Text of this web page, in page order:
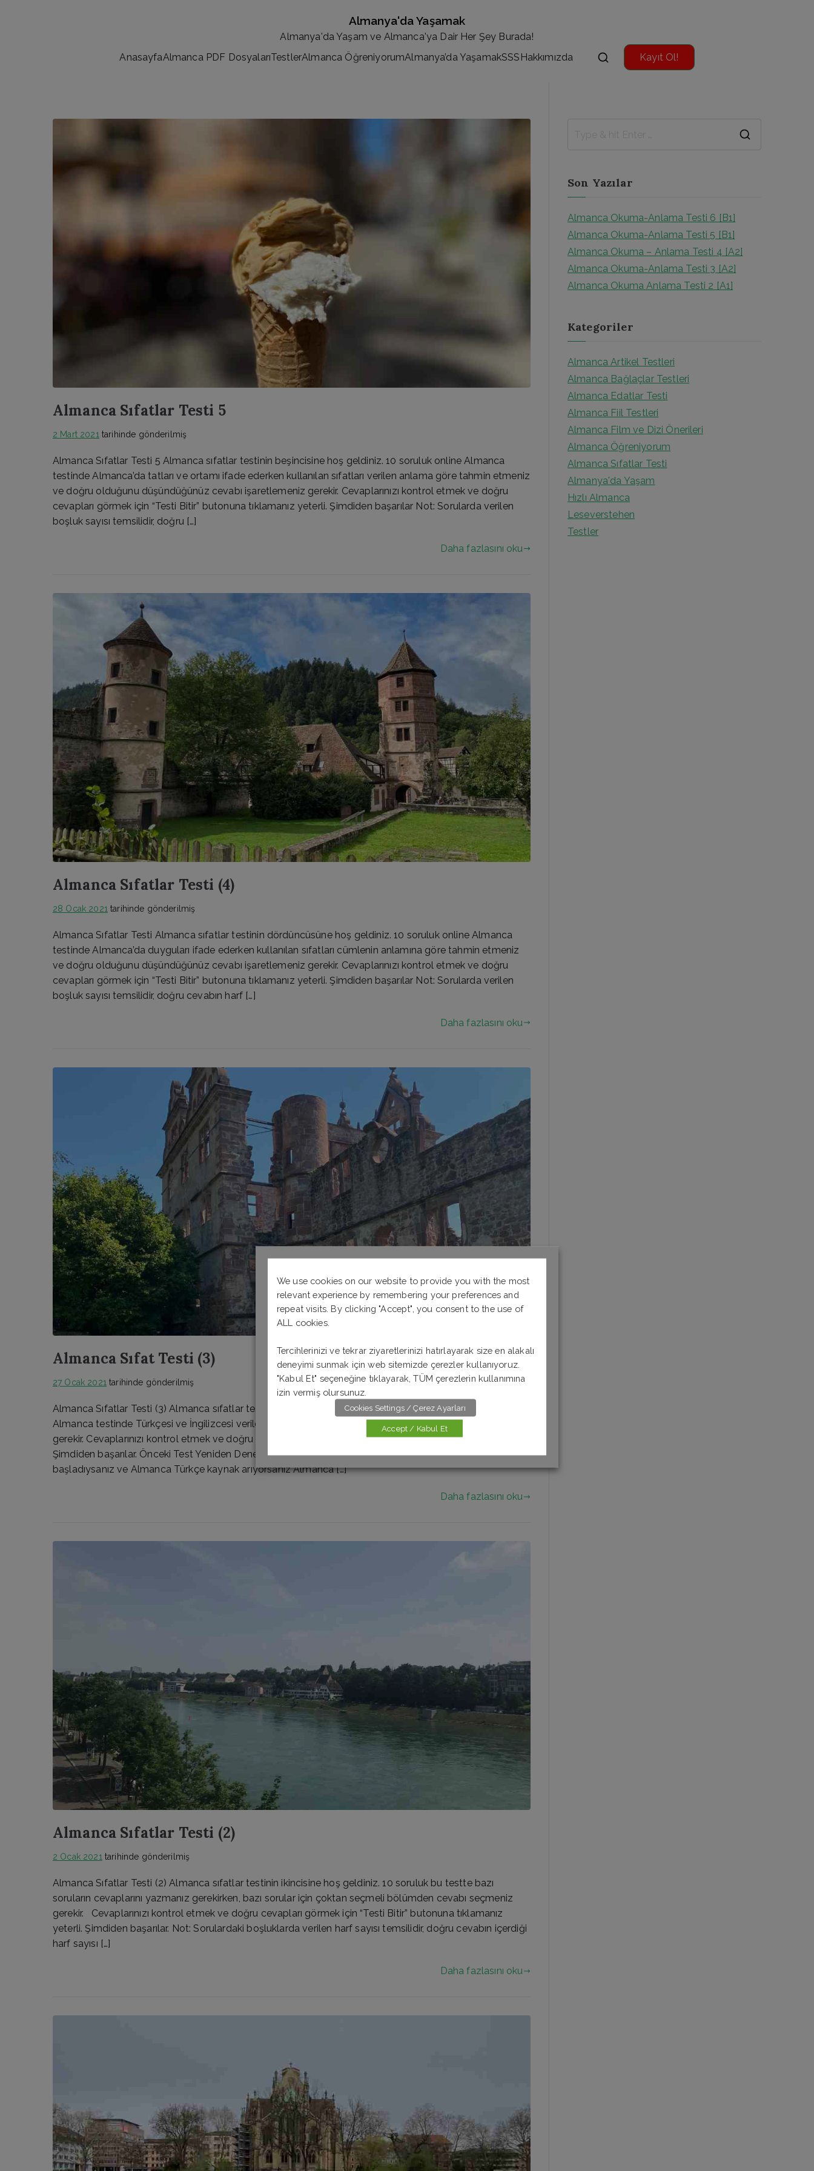
Almanya'da Yaşamak
Almanya'da Yaşam ve Almanca'ya Dair Her Şey Burada!
AnasayfaAlmanca PDF DosyalarıTestlerAlmanca ÖğreniyorumAlmanya’da YaşamakSSS Hakkımızda Kayıt Ol!
Almanca Sıfatlar Testi 5
2 Mart 2021 tarihinde gönderilmiş
Almanca Sıfatlar Testi 5 Almanca sıfatlar testinin beşincisine hoş geldiniz. 10 soruluk online Almanca
testinde Almanca’da tatları ve ortamı ifade ederken kullanılan sıfatları verilen anlama göre tahmin etmeniz
ve doğru olduğunu düşündüğünüz cevabı işaretlemeniz gerekir. Cevaplarınızı kontrol etmek ve doğru
cevapları görmek için “Testi Bitir” butonuna tıklamanız yeterli. Şimdiden başarılar Not: Sorularda verilen
boşluk sayısı temsilidir, doğru […]
Daha fazlasını oku
Almanca Sıfatlar Testi (4)
28 Ocak 2021 tarihinde gönderilmiş
Almanca Sıfatlar Testi Almanca sıfatlar testinin dördüncüsüne hoş geldiniz. 10 soruluk online Almanca
testinde Almanca’da duyguları ifade ederken kullanılan sıfatları cümlenin anlamına göre tahmin etmeniz
ve doğru olduğunu düşündüğünüz cevabı işaretlemeniz gerekir. Cevaplarınızı kontrol etmek ve doğru
cevapları görmek için “Testi Bitir” butonuna tıklamanız yeterli. Şimdiden başarılar Not: Sorularda verilen
boşluk sayısı temsilidir, doğru cevabın harf […]
Daha fazlasını oku
Almanca Sıfat Testi (3)
27 Ocak 2021tarihinde gönderilmiş
Almanca Sıfatlar Testi (3) Almanca sıfatlar testinin üçüncüsüne hoş geldiniz. 10 soruluk bu online
Almanca testinde Türkçesi ve İngilizcesi verilen sıfatların Almancalarını tahmin etmeniz
gerekir. Cevaplarınızı kontrol etmek ve doğru cevapları görmek için “Testi Bitir” butonuna tıklamanız yeterli.
Şimdiden başarılar. Önceki Test Yeniden Dene Sonraki Test Sıfat Testleri Almanca öğrenmeye yeni
başladıysanız ve Almanca Türkçe kaynak arıyorsanız Almanca […]
Daha fazlasını oku
Almanca Sıfatlar Testi (2)
2 Ocak 2021tarihinde gönderilmiş
Almanca Sıfatlar Testi (2) Almanca sıfatlar testinin ikincisine hoş geldiniz. 10 soruluk bu testte bazı
soruların cevaplarını yazmanız gerekirken, bazı sorular için çoktan seçmeli bölümden cevabı seçmeniz
gerekir. Cevaplarınızı kontrol etmek ve doğru cevapları görmek için “Testi Bitir” butonuna tıklamanız
yeterli. Şimdiden başarılar. Not: Sorulardaki boşluklarda verilen harf sayısı temsilidir, doğru cevabın içerdiği
harf sayısı […]
Daha fazlasını oku
Son Yazılar
Almanca Okuma-Anlama Testi 6 [B1]
Almanca Okuma-Anlama Testi 5 [B1]
Almanca Okuma – Anlama Testi 4 [A2]
Almanca Okuma-Anlama Testi 3 [A2]
Almanca Okuma Anlama Testi 2 [A1]
Kategoriler
Almanca Artikel Testleri
Almanca Bağlaçlar Testleri
Almanca Edatlar Testi
Almanca Fiil Testleri
Almanca Film ve Dizi Önerileri
Almanca Öğreniyorum
Almanca Sıfatlar Testi
Almanya'da Yaşam
Hızlı Almanca
Leseverstehen
Testler
We use cookies on our website to provide you with the most
relevant experience by remembering your preferences and
repeat visits. By clicking "Accept", you consent to the use of
ALL cookies.
Tercihlerinizi ve tekrar ziyaretlerinizi hatırlayarak size en alakalı
deneyimi sunmak için web sitemizde çerezler kullanıyoruz.
"Kabul Et" seçeneğine tıklayarak, TÜM çerezlerin kullanımına
izin vermiş olursunuz.
Cookies Settings / Çerez Ayarları
Accept / Kabul Et